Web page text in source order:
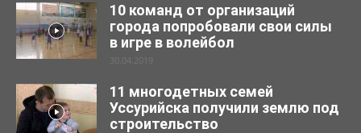
10 команд от организаций
города попробовали свои силы
в игре в волейбол
30.04.2019
11 многодетных семей
Уссурийска получили землю под
строительство